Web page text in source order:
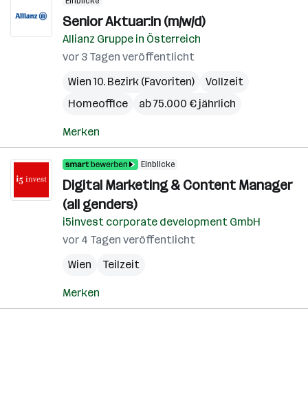
Senior Aktuar:in (m/w/d)
Allianz Gruppe in Österreich
vor 3 Tagen veröffentlicht
Wien 10. Bezirk (Favoriten)
Vollzeit
Homeoffice
ab 75.000 € jährlich
Merken
Einblicke
Digital Marketing & Content Manager
(all genders)
i5invest corporate development GmbH
vor 4 Tagen veröffentlicht
Wien
Teilzeit
Merken